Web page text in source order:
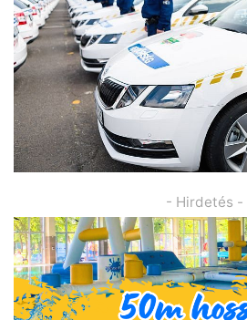
- Hirdetés -